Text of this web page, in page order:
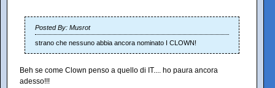
Posted By: Musrot
strano che nessuno abbia ancora nominato I CLOWN!
Beh se come Clown penso a quello di IT.... ho paura ancora
adesso!!!